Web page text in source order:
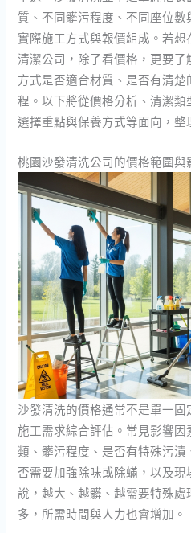
質、不同髒污程度、不同座位
實際施工方式與報價組成。若
清潔公司，除了看價格，更要
方式是否適合材質、是否有清
程。以下將從價格分析、清潔類
選擇重點與保養方式等面向，整
桃園沙發清洗公司的價格範圍與
沙發清洗的價格通常不是單一
施工需求綜合評估。常見影響
類、髒污程度、是否有特殊污
否需要加強除味或除蟎，以及
說，越大、越髒、越需要特殊
多，所需時間與人力也會增加。